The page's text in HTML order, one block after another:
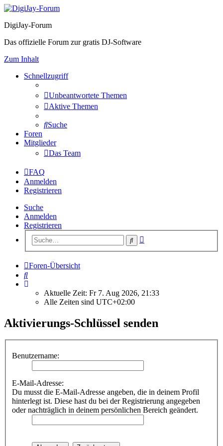
DigiJay-Forum
Das offizielle Forum zur gratis DJ-Software
Zum Inhalt
Schnellzugriff
Unbeantwortete Themen
Aktive Themen
Suche
Foren
Mitglieder
Das Team
FAQ
Anmelden
Registrieren
Suche
Anmelden
Registrieren
Suche
Foren-Übersicht
Suche
Aktuelle Zeit: Fr 7. Aug 2026, 21:33
Alle Zeiten sind UTC+02:00
Aktivierungs-Schlüssel senden
Benutzername:
E-Mail-Adresse:
Du musst die E-Mail-Adresse angeben, die in deinem Profil
hinterlegt ist. Diese hast du bei der Registrierung angegeben
oder nachträglich in deinem persönlichen Bereich geändert.